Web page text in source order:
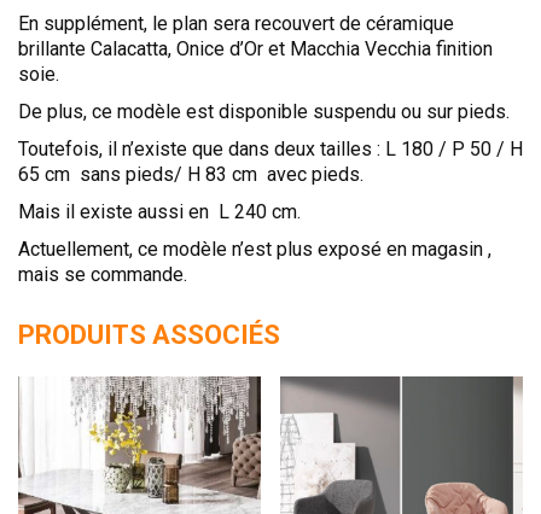
CONTEMPORAIN
AUTHENTIQUE
CHAMBRES COMPLÈTES
En supplément, le plan sera recouvert de céramique
brillante Calacatta, Onice d’Or et Macchia Vecchia finition
soie.
De plus, ce modèle est disponible suspendu ou sur pieds.
Toutefois, il n’existe que dans deux tailles : L 180 / P 50 / H
65 cm sans pieds/ H 83 cm avec pieds.
Mais il existe aussi en L 240 cm.
Actuellement, ce modèle n’est plus exposé en magasin ,
mais se commande.
PRODUITS ASSOCIÉS